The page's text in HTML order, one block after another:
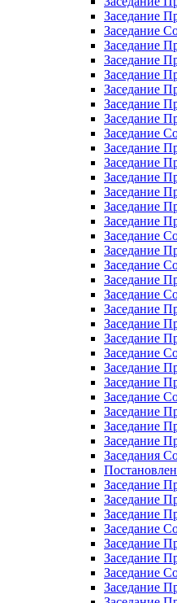
Заседание
Заседание
Заседание
Заседание
Заседание
Заседание
Заседание
Заседание
Заседание
Заседание
Заседание
Заседание
Заседание
Заседание
Заседание
Заседание
Заседание
Заседание
Заседание
Заседание
Заседание
Заседание
Заседание
Заседание
Заседание
Заседание
Заседание
Заседание
Заседание
Заседание
Заседания
Заседание
Заседание
Заседание
Заседание
Заседание
Заседание
Заседание
Заседание